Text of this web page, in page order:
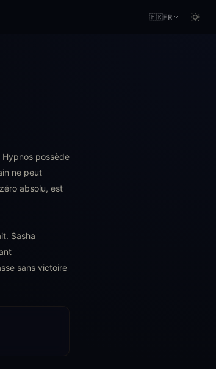
🇫🇷FR
possède
ne peut
absolu, est
Sasha
sans victoire